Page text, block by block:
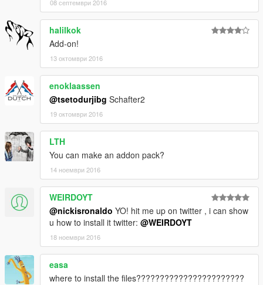
08 септември 2016
halilkok
Add-on!
13 октомври 2016
enoklaassen
@tsetodurjibg Schafter2
19 октомври 2016
LTH
You can make an addon pack?
14 ноември 2016
WEIRDOYT
@nickisronaldo YO! hit me up on twitter , i can show
u how to install it twitter: @WEIRDOYT
18 ноември 2016
easa
where to install the files???????????????????????